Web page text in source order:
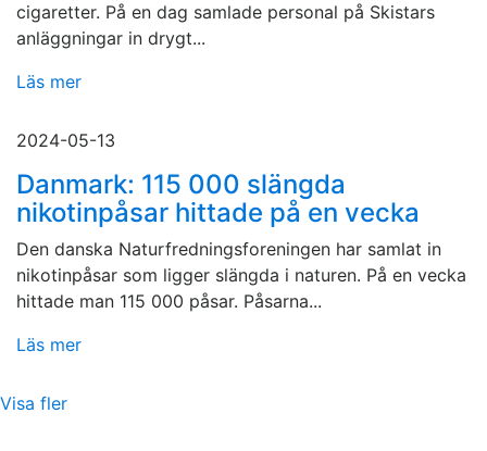
cigaretter. På en dag samlade personal på Skistars
anläggningar in drygt...
Läs mer
2024-05-13
Danmark: 115 000 slängda
nikotinpåsar hittade på en vecka
Den danska Naturfredningsforeningen har samlat in
nikotinpåsar som ligger slängda i naturen. På en vecka
hittade man 115 000 påsar. Påsarna...
Läs mer
Visa fler